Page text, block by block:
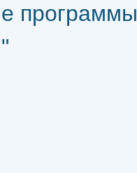
программы